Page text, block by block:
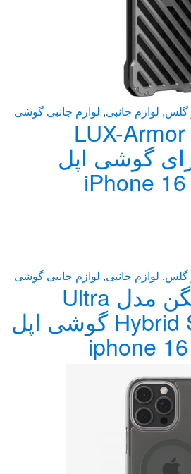
گلس, لوازم جانبی, لوازم جانبی گوشی
کاور مدل LUX-Armor
گوشی اپل
iPhone
گلس, لوازم جانبی, لوازم جانبی گوشی
کاور اسپیگن مدل Ultra
Hybrid S MagFit گوشی اپل
iphone